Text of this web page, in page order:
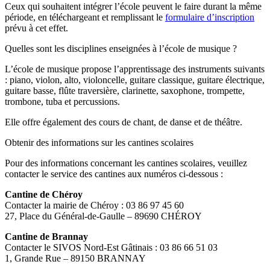
Ceux qui souhaitent intégrer l’école peuvent le faire durant la même
période, en téléchargeant et remplissant le formulaire d’inscription
prévu à cet effet.
Quelles sont les disciplines enseignées à l’école de musique ?
L’école de musique propose l’apprentissage des instruments suivants
: piano, violon, alto, violoncelle, guitare classique, guitare électrique,
guitare basse, flûte traversière, clarinette, saxophone, trompette,
trombone, tuba et percussions.
Elle offre également des cours de chant, de danse et de théâtre.
Obtenir des informations sur les cantines scolaires
Pour des informations concernant les cantines scolaires, veuillez
contacter le service des cantines aux numéros ci-dessous :
Cantine de Chéroy
Contacter la mairie de Chéroy : 03 86 97 45 60
27, Place du Général-de-Gaulle – 89690 CHÉROY
Cantine de Brannay
Contacter le SIVOS Nord-Est Gâtinais : 03 86 66 51 03
1, Grande Rue – 89150 BRANNAY